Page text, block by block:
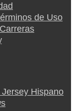
de Uso
Carreras
Jersey Hispano